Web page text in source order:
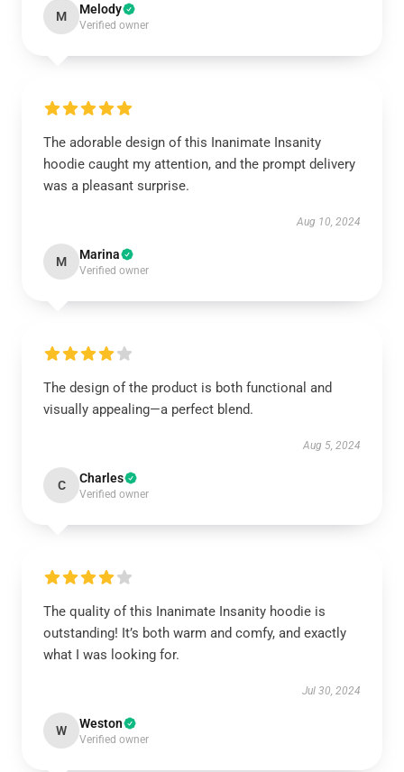
M Melody
Verified owner
The adorable design of this Inanimate Insanity
hoodie caught my attention, and the prompt delivery
was a pleasant surprise.
Aug 10, 2024
M Marina
Verified owner
The design of the product is both functional and
visually appealing—a perfect blend.
Aug 5, 2024
C Charles
Verified owner
The quality of this Inanimate Insanity hoodie is
outstanding! It’s both warm and comfy, and exactly
what I was looking for.
Jul 30, 2024
W Weston
Verified owner